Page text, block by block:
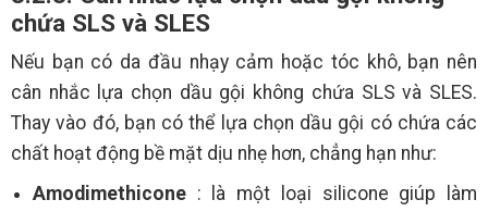
chứa SLS và SLES
Nếu bạn có da đầu nhạy cảm hoặc tóc khô, bạn nên
cân nhắc lựa chọn dầu gội không chứa SLS và SLES.
Thay vào đó, bạn có thể lựa chọn dầu gội có chứa các
chất hoạt động bề mặt dịu nhẹ hơn, chẳng hạn như:
Amodimethicone : là một loại silicone giúp làm